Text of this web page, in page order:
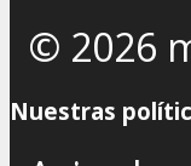
© 2026
Nuestras